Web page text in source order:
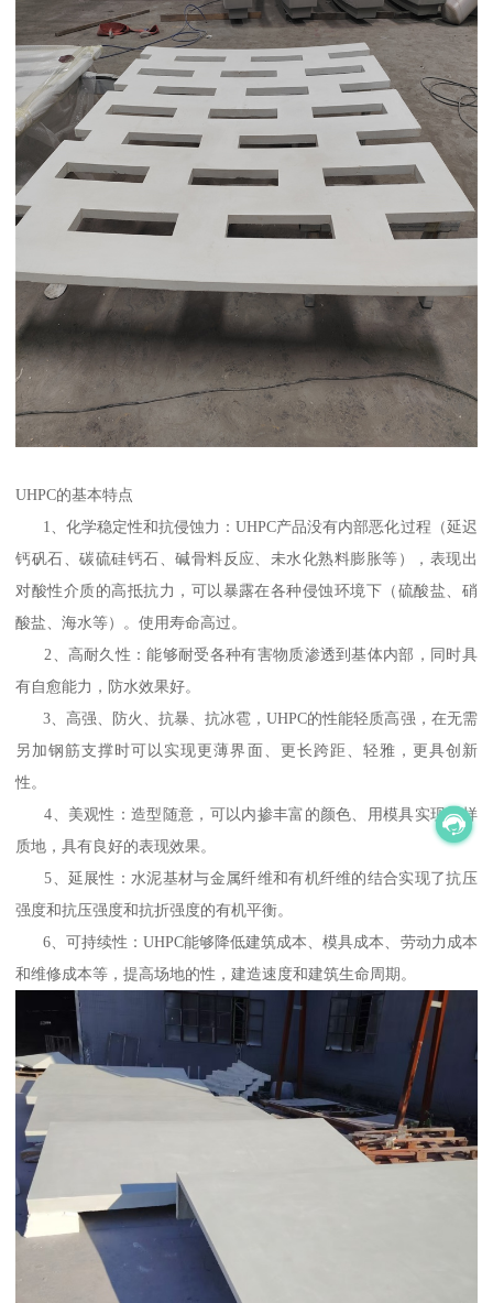
UHPC的基本特点
1、化学稳定性和抗侵蚀力：UHPC产品没有内部恶化过程（延迟
钙矾石、碳硫硅钙石、碱骨料反应、未水化熟料膨胀等），表现出
对酸性介质的高抵抗力，可以暴露在各种侵蚀环境下（硫酸盐、硝
酸盐、海水等）。使用寿命高过。
2、高耐久性：能够耐受各种有害物质渗透到基体内部，同时具
有自愈能力，防水效果好。
3、高强、防火、抗暴、抗冰雹，UHPC的性能轻质高强，在无需
另加钢筋支撑时可以实现更薄界面、更长跨距、轻雅，更具创新
性。
4、美观性：造型随意，可以内掺丰富的颜色、用模具实现多样
质地，具有良好的表现效果。
5、延展性：水泥基材与金属纤维和有机纤维的结合实现了抗压
强度和抗压强度和抗折强度的有机平衡。
6、可持续性：UHPC能够降低建筑成本、模具成本、劳动力成本
和维修成本等，提高场地的性，建造速度和建筑生命周期。